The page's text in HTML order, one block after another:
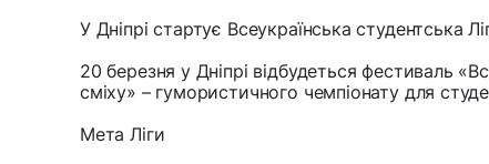
У Дніпрі стартує Всеукраїнська студентська
20 березня у Дніпрі відбудеться фестиваль
сміху» – гумористичного чемпіонату для
Мета Ліги